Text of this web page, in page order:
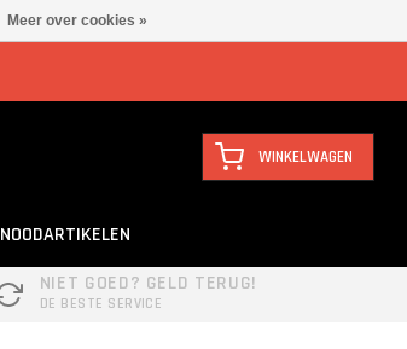
WINKELWAGEN
NOODARTIKELEN
NIET GOED? GELD TERUG!
DE BESTE SERVICE
Meer over cookies »